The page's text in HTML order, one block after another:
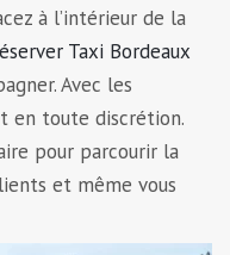
à l’intérieur de la
Taxi Bordeaux
Avec les
en toute discrétion.
pour parcourir la
et même vous